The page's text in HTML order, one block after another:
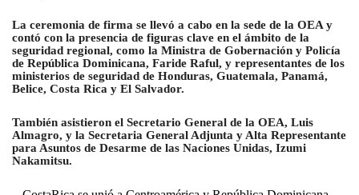
La ceremonia de firma se llevó a cabo en la sede de la OEA y
contó con la presencia de figuras clave en el ámbito de la
seguridad regional, como la Ministra de Gobernación y Policía
de República Dominicana, Faride Raful, y representantes de los
ministerios de seguridad de Honduras, Guatemala, Panamá,
Belice, Costa Rica y El Salvador.
También asistieron el Secretario General de la OEA, Luis
Almagro, y la Secretaria General Adjunta y Alta Representante
para Asuntos de Desarme de las Naciones Unidas, Izumi
Nakamitsu.